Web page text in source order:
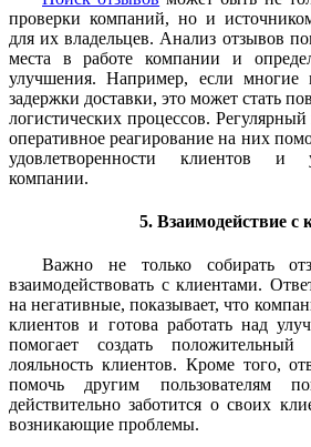
проверки компаний, но и
для их владельцев. Анализ отзывов
места в работе компании и
улучшения. Например, если многие
задержки доставки, это может стать
логистических процессов.
оперативное реагирование на них
удовлетворенности клиентов и
компании.
5. Взаимодействие с
Важно не только собирать
взаимодействовать с клиентами.
на негативные, показывает, что
клиентов и готова работать над
помогает создать
лояльность клиентов. Кроме того,
помочь другим пользователям
действительно заботится о своих
возникающие проблемы.